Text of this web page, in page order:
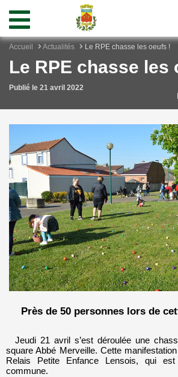
Accueil Actualités Le RPE chasse les oeufs !
Le RPE chasse les
Publié le 21 avril 2022
Près de 50 personnes lors de
Jeudi 21 avril s’est déroulée une
square Abbé Merveille. Cette
Relais Petite Enfance Lensois, qui
commune.